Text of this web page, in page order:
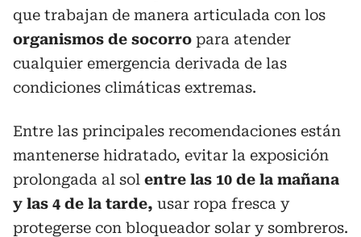
que trabajan de manera articulada con los
organismos de socorro para atender
cualquier emergencia derivada de las
condiciones climáticas extremas.
Entre las principales recomendaciones están
mantenerse hidratado, evitar la exposición
prolongada al sol entre las 10 de la mañana
y las 4 de la tarde, usar ropa fresca y
protegerse con bloqueador solar y sombreros.